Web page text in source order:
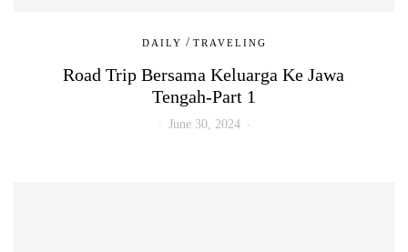
DAILY / TRAVELING
Road Trip Bersama Keluarga Ke Jawa
Tengah-Part 1
June 30, 2024